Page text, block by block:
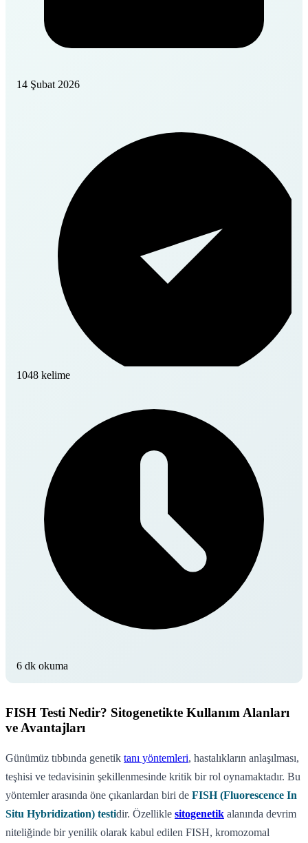
14 Şubat 2026
1048 kelime
6 dk okuma
FISH Testi Nedir? Sitogenetikte Kullanım Alanları
ve Avantajları
Günümüz tıbbında genetik tanı yöntemleri, hastalıkların anlaşılması,
teşhisi ve tedavisinin şekillenmesinde kritik bir rol oynamaktadır. Bu
yöntemler arasında öne çıkanlardan biri de FISH (Fluorescence In
Situ Hybridization) testidir. Özellikle sitogenetik alanında devrim
niteliğinde bir yenilik olarak kabul edilen FISH, kromozomal